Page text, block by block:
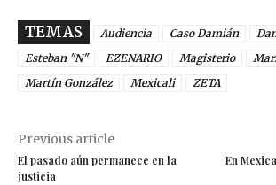
TEMAS Audiencia Caso Damián
Esteban "N"
EZENARIO Magisterio
Martín González
Mexicali ZETA
Previous article
El pasado aún permanece en la
justicia
En